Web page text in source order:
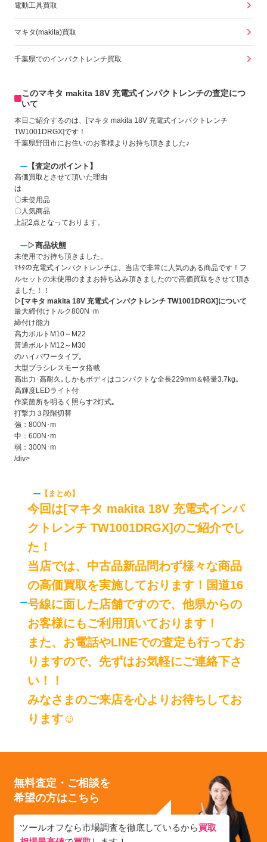
電動工具買取
マキタ(makita)買取
千葉県でのインパクトレンチ買取
このマキタ makita 18V 充電式インパクトレンチの査定につ
いて
本日ご紹介するのは、[マキタ makita 18V 充電式インパクトレンチ
TW1001DRGX]です！
千葉県野田市にお住いのお客様よりお持ち頂きました♪
【査定のポイント】
高価買取とさせて頂いた理由
〇未使用品
〇人気商品
上記2点となっております。
▷商品状態
未使用でお持ち頂きました。
ﾏｷﾀの充電式インパクトレンチは、当店で非常に人気のある商品です！フ
ルセットの未使用のままお持ち込み頂きましたので高価買取をさせて頂き
ました！！
▷[マキタ makita 18V 充電式インパクトレンチ TW1001DRGX]について
最大締付けトルク800N･m
締付け能力
高力ボルトM10～M22
普通ボルトM12～M30
のハイパワータイプ｡
大型ブラシレスモータ搭載
高出力･高耐久｡しかもボディはコンパクトな全長229mm＆軽量3.7kg｡
高輝度LEDライト付
作業箇所を明るく照らす2灯式｡
打撃力３段階切替
強：800N･m
中：600N･m
弱：300N･m
/div>
【まとめ】
今回は[マキタ makita 18V 充電式インパ
クトレンチ TW1001DRGX]のご紹介でし
た！
当店では、中古品新品問わず様々な商品
の高価買取を実施しております！国道16
号線に面した店舗ですので、他県からの
お客様にもご利用頂いております！
また、お電話やLINEでの査定も行ってお
りますので、先ずはお気軽にご連絡下さ
い！！
みなさまのご来店を心よりお待ちしてお
ります☺
無料査定・ご相談を
希望の方はこちら
ツールオフなら市場調査を徹底しているから買取